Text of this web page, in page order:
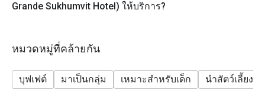
(ราคาทั้งหมดเป็นราคาอาหารเท่านั้น)
กับเมนูตามสั่งและราคาเด็ก
Frequently Asked Questions
ถาม: ร้านออร์คิด คาเฟ่เป็นร้านอาหารแบบไหน? เสิร์ฟ
อาหารประเภทใด?
Grande Sukhumvit Hotel) ให้บริการ?
หมวดหมู่ที่คล้ายกัน
บุฟเฟต์ มาเป็นกลุ่ม เหมาะสำหรับเด็ก นำสัตว์เลี้ยงเ